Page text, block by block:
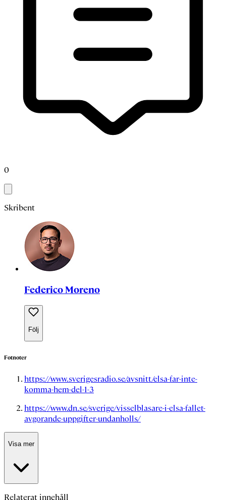
0
Skribent
Federico Moreno
Följ
Fotnoter
https://www.sverigesradio.se/avsnitt/elsa-far-inte-
komma-hem-del-1-3
https://www.dn.se/sverige/visselblasare-i-elsa-fallet-
avgorande-uppgifter-undanholls/
Visa mer
Relaterat innehåll